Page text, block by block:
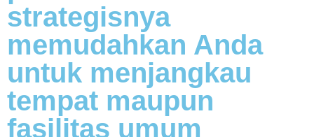
strategisnya
memudahkan Anda
untuk menjangkau
tempat maupun
fasilitas umum